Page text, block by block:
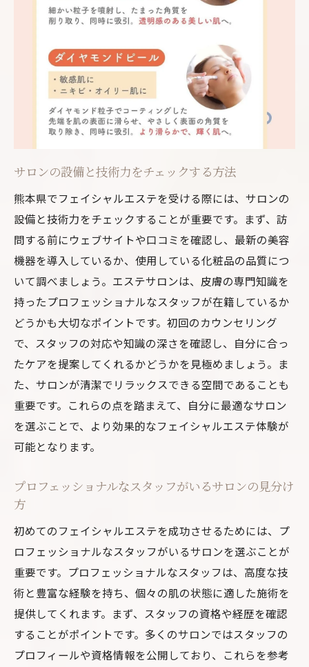
サロンの設備と技術力をチェックする方法
熊本県でフェイシャルエステを受ける際には、サロンの
設備と技術力をチェックすることが重要です。まず、訪
問する前にウェブサイトや口コミを確認し、最新の美容
機器を導入しているか、使用している化粧品の品質につ
いて調べましょう。エステサロンは、皮膚の専門知識を
持ったプロフェッショナルなスタッフが在籍しているか
どうかも大切なポイントです。初回のカウンセリング
で、スタッフの対応や知識の深さを確認し、自分に合っ
たケアを提案してくれるかどうかを見極めましょう。ま
た、サロンが清潔でリラックスできる空間であることも
重要です。これらの点を踏まえて、自分に最適なサロン
を選ぶことで、より効果的なフェイシャルエステ体験が
可能となります。
プロフェッショナルなスタッフがいるサロンの見分け
方
初めてのフェイシャルエステを成功させるためには、プ
ロフェッショナルなスタッフがいるサロンを選ぶことが
重要です。プロフェッショナルなスタッフは、高度な技
術と豊富な経験を持ち、個々の肌の状態に適した施術を
提供してくれます。まず、スタッフの資格や経歴を確認
することがポイントです。多くのサロンではスタッフの
プロフィールや資格情報を公開しており、これらを参考